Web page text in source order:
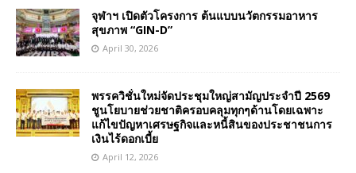
จุฬาฯ เปิดตัวโครงการ ต้นแบบนวัตกรรมอาหาร
สุขภาพ “GIN-D”
April 30, 2026
พรรควิชั่นใหม่จัดประชุมใหญ่สามัญประจำปี 2569
ชูนโยบายช่วยชาติครอบคลุมทุกๆด้านโดยเฉพาะ
แก้ไขปัญหาเศรษฐกิจและหนี้สินของประชาชนการ
เงินไร้ดอกเบี้ย
April 12, 2026